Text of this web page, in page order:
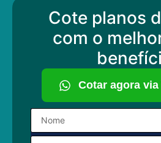
Cote planos
com o
Cotar agora